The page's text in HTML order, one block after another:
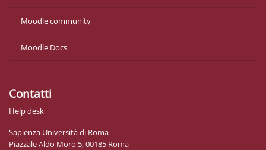
Moodle community
Moodle Docs
Contatti
Help desk
Sapienza Università di Roma
Piazzale Aldo Moro 5, 00185 Roma